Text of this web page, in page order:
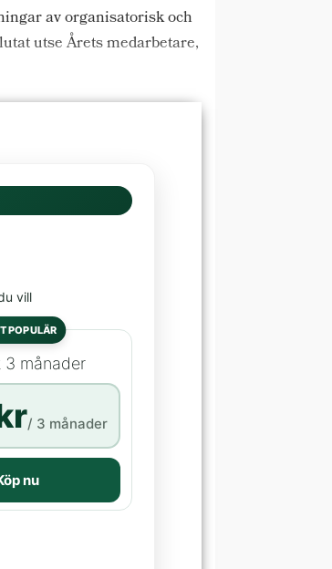
av organisatorisk och
utse Årets medarbetare,
vill
POPULÄR
3 månader
/ 3 månader
nu